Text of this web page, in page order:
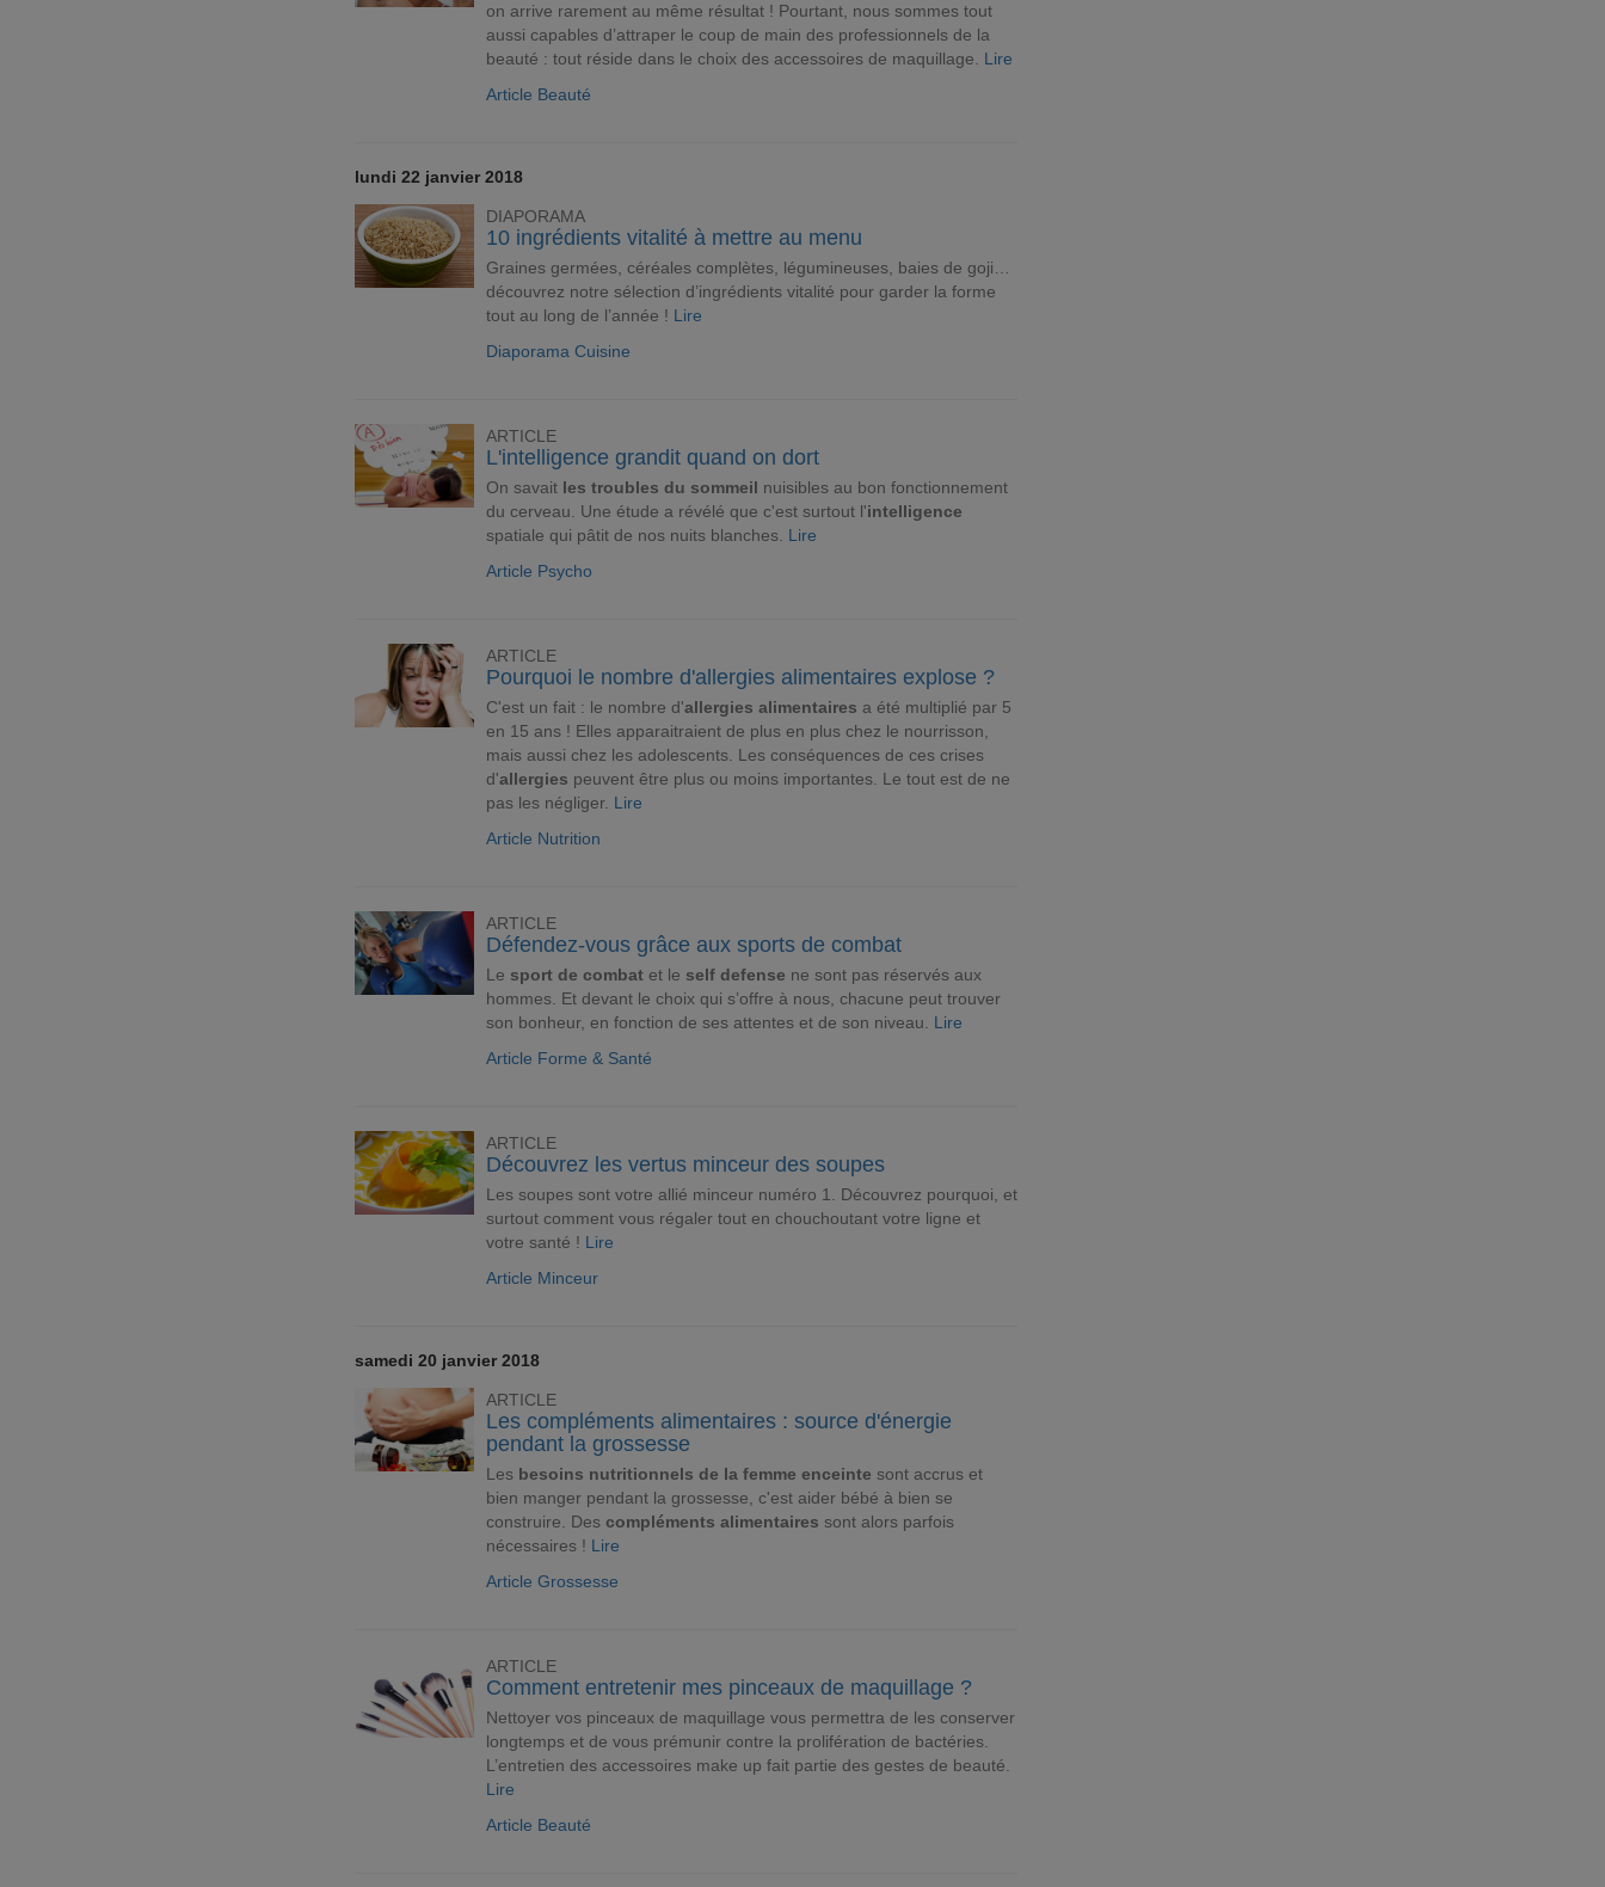
on arrive rarement au même résultat ! Pourtant, nous sommes tout
aussi capables d’attraper le coup de main des professionnels de la
beauté : tout réside dans le choix des accessoires de maquillage. Lire
Article Beauté
lundi 22 janvier 2018
DIAPORAMA
10 ingrédients vitalité à mettre au menu
Graines germées, céréales complètes, légumineuses, baies de goji…
découvrez notre sélection d’ingrédients vitalité pour garder la forme
tout au long de l’année ! Lire
Diaporama Cuisine
ARTICLE
L'intelligence grandit quand on dort
On savait les troubles du sommeil nuisibles au bon fonctionnement
du cerveau. Une étude a révélé que c'est surtout l'intelligence
spatiale qui pâtit de nos nuits blanches. Lire
Article Psycho
ARTICLE
Pourquoi le nombre d'allergies alimentaires explose ?
C'est un fait : le nombre d'allergies alimentaires a été multiplié par 5
en 15 ans ! Elles apparaitraient de plus en plus chez le nourrisson,
mais aussi chez les adolescents. Les conséquences de ces crises
d'allergies peuvent être plus ou moins importantes. Le tout est de ne
pas les négliger. Lire
Article Nutrition
ARTICLE
Défendez-vous grâce aux sports de combat
Le sport de combat et le self defense ne sont pas réservés aux
hommes. Et devant le choix qui s’offre à nous, chacune peut trouver
son bonheur, en fonction de ses attentes et de son niveau. Lire
Article Forme & Santé
ARTICLE
Découvrez les vertus minceur des soupes
Les soupes sont votre allié minceur numéro 1. Découvrez pourquoi, et
surtout comment vous régaler tout en chouchoutant votre ligne et
votre santé ! Lire
Article Minceur
samedi 20 janvier 2018
ARTICLE
Les compléments alimentaires : source d'énergie
pendant la grossesse
Les besoins nutritionnels de la femme enceinte sont accrus et
bien manger pendant la grossesse, c'est aider bébé à bien se
construire. Des compléments alimentaires sont alors parfois
nécessaires ! Lire
Article Grossesse
ARTICLE
Comment entretenir mes pinceaux de maquillage ?
Nettoyer vos pinceaux de maquillage vous permettra de les conserver
longtemps et de vous prémunir contre la prolifération de bactéries.
L’entretien des accessoires make up fait partie des gestes de beauté.
Lire
Article Beauté